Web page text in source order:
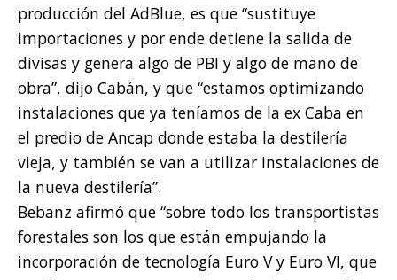
producción del AdBlue, es que “sustituye
importaciones y por ende detiene la salida de
divisas y genera algo de PBI y algo de mano de
obra”, dijo Cabán, y que “estamos optimizando
instalaciones que ya teníamos de la ex Caba en
el predio de Ancap donde estaba la destilería
vieja, y también se van a utilizar instalaciones de
la nueva destilería”.
Bebanz afirmó que “sobre todo los transportistas
forestales son los que están empujando la
incorporación de tecnología Euro V y Euro VI, que